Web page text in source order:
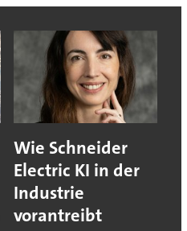
Wie Schneider
Electric KI in der
Industrie
vorantreibt